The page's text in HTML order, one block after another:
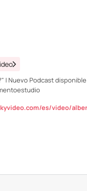
| Nuevo Podcast disponible
es/video/